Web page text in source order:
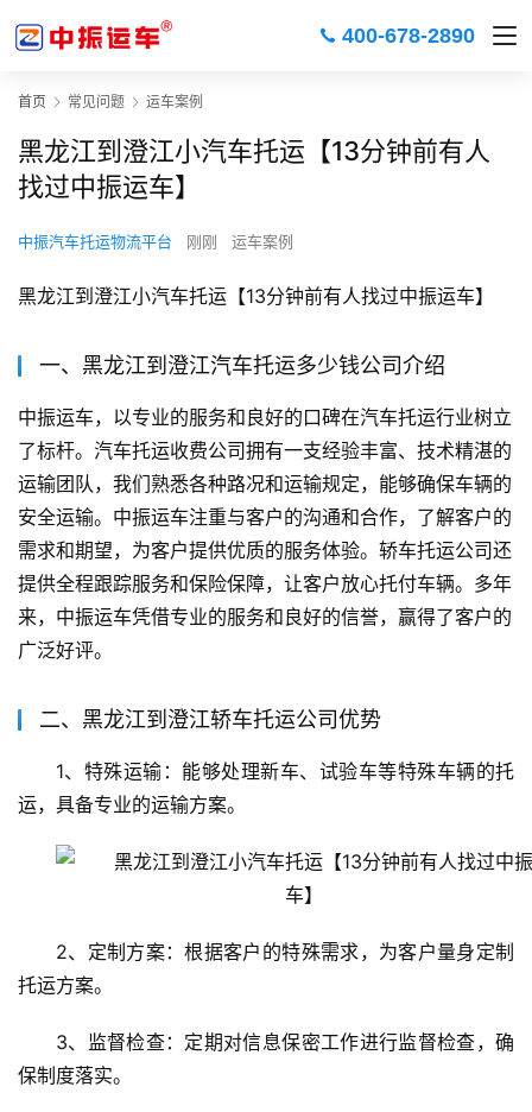
400-678-2890
首页 常见问题 运车案例
黑龙江到澄江小汽车托运【13分钟前有人
找过中振运车】
中振汽车托运物流平台 刚刚 运车案例
黑龙江到澄江小汽车托运【13分钟前有人找过中振运车】
一、黑龙江到澄江汽车托运多少钱公司介绍
中振运车，以专业的服务和良好的口碑在汽车托运行业树立
了标杆。汽车托运收费公司拥有一支经验丰富、技术精湛的
运输团队，我们熟悉各种路况和运输规定，能够确保车辆的
安全运输。中振运车注重与客户的沟通和合作，了解客户的
需求和期望，为客户提供优质的服务体验。轿车托运公司还
提供全程跟踪服务和保险保障，让客户放心托付车辆。多年
来，中振运车凭借专业的服务和良好的信誉，赢得了客户的
广泛好评。
二、黑龙江到澄江轿车托运公司优势
1、特殊运输：能够处理新车、试验车等特殊车辆的托
运，具备专业的运输方案。
2、定制方案：根据客户的特殊需求，为客户量身定制
托运方案。
3、监督检查：定期对信息保密工作进行监督检查，确
保制度落实。